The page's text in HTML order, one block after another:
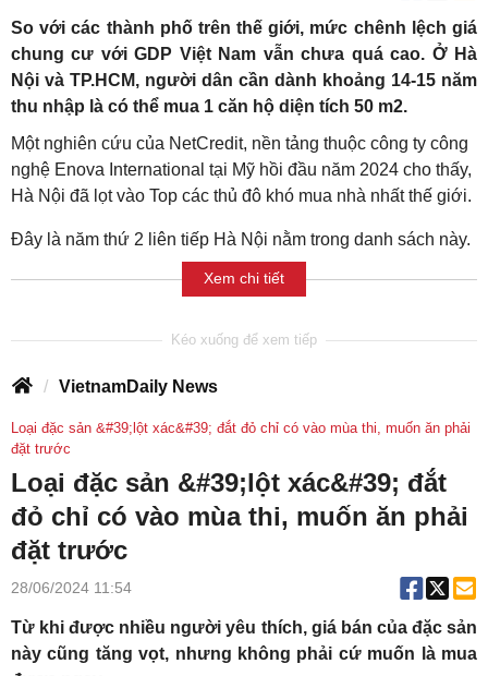
So với các thành phố trên thế giới, mức chênh lệch giá
chung cư với GDP Việt Nam vẫn chưa quá cao. Ở Hà
Nội và TP.HCM, người dân cần dành khoảng 14-15 năm
thu nhập là có thể mua 1 căn hộ diện tích 50 m2.
Một nghiên cứu của NetCredit, nền tảng thuộc công ty công
nghệ Enova International tại Mỹ hồi đầu năm 2024 cho thấy,
Hà Nội đã lọt vào Top các thủ đô khó mua nhà nhất thế giới.
Đây là năm thứ 2 liên tiếp Hà Nội nằm trong danh sách này.
Xem chi tiết
VietnamDaily News
Loại đặc sản &#39;lột xác&#39; đắt đỏ chỉ có vào mùa thi, muốn ăn phải
đặt trước
Loại đặc sản &#39;lột xác&#39; đắt
đỏ chỉ có vào mùa thi, muốn ăn phải
đặt trước
28/06/2024 11:54
Từ khi được nhiều người yêu thích, giá bán của đặc sản
này cũng tăng vọt, nhưng không phải cứ muốn là mua